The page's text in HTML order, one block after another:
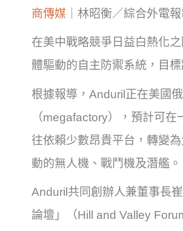
商傳媒 ｜林昭衡／綜合外電
在美中戰略競爭日益白熱化
體驅動的自主防禦系統，目
根據報導，Anduril正在美國
（megafactory），預計可
往依賴少數昂貴平台，轉變
動的無人機、戰鬥機及潛艦。
Anduril共同創辦人兼董事長
論壇」（Hill and Valley